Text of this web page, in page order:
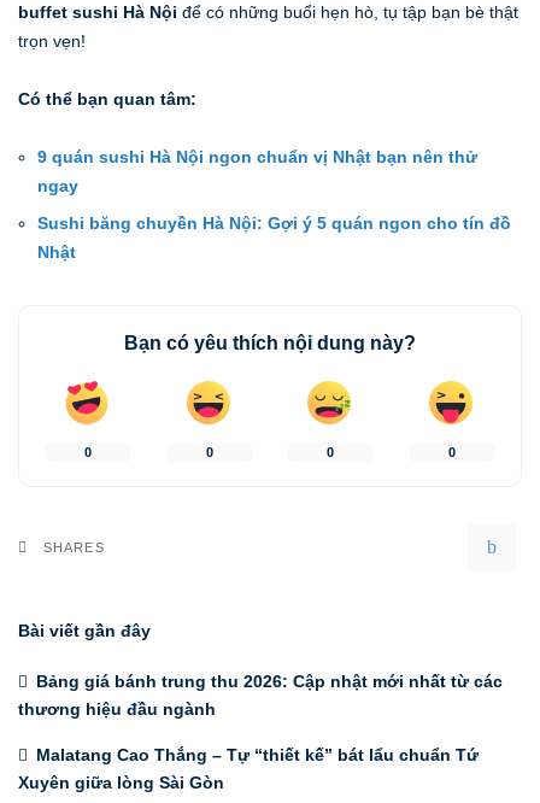
buffet sushi Hà Nội để có những buổi hẹn hò, tụ tập bạn bè thật
trọn vẹn!
Có thể bạn quan tâm:
9 quán sushi Hà Nội ngon chuẩn vị Nhật bạn nên thử
ngay
Sushi băng chuyền Hà Nội: Gợi ý 5 quán ngon cho tín đồ
Nhật
Bạn có yêu thích nội dung này?
0 0 0 0
SHARES
Bài viết gần đây
Bảng giá bánh trung thu 2026: Cập nhật mới nhất từ các
thương hiệu đầu ngành
Malatang Cao Thắng – Tự “thiết kế” bát lẩu chuẩn Tứ
Xuyên giữa lòng Sài Gòn